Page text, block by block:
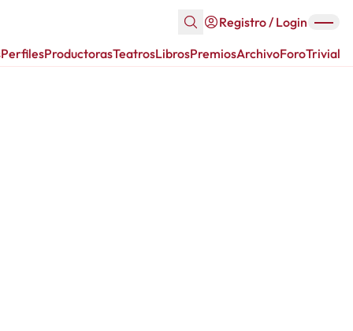
Registro / Login
PerfilesProductorasTeatrosLibrosPremiosArchivoForoTrivial